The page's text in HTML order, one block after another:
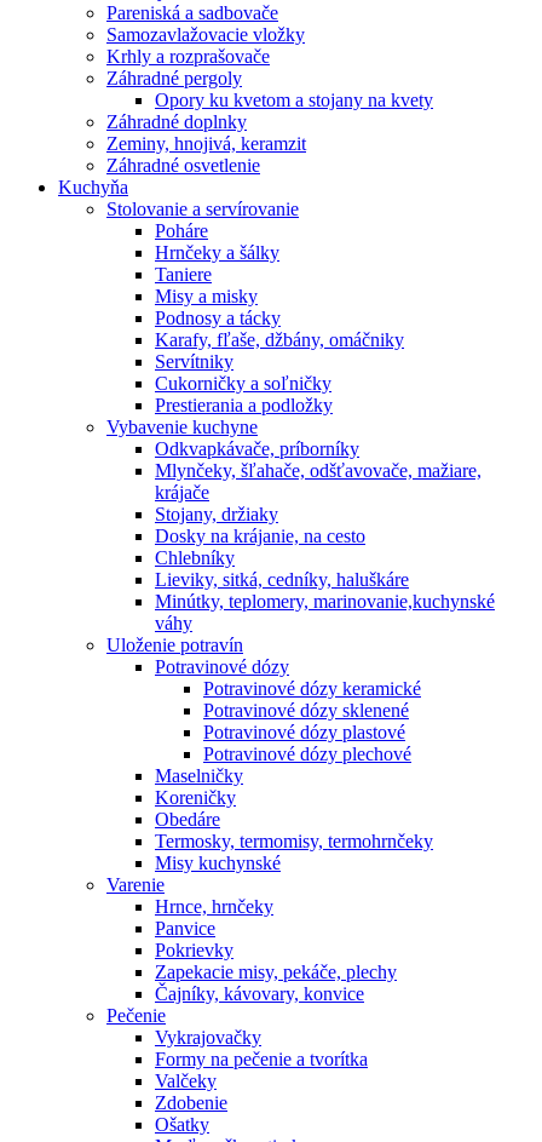
Pareniská a sadbovače
Samozavlažovacie vložky
Krhly a rozprašovače
Záhradné pergoly
Opory ku kvetom a stojany na kvety
Záhradné doplnky
Zeminy, hnojivá, keramzit
Záhradné osvetlenie
Kuchyňa
Stolovanie a servírovanie
Poháre
Hrnčeky a šálky
Taniere
Misy a misky
Podnosy a tácky
Karafy, fľaše, džbány, omáčniky
Servítniky
Cukorničky a soľničky
Prestierania a podložky
Vybavenie kuchyne
Odkvapkávače, príborníky
Mlynčeky, šľahače, odšťavovače, mažiare,
krájače
Stojany, držiaky
Dosky na krájanie, na cesto
Chlebníky
Lieviky, sitká, cedníky, haluškáre
Minútky, teplomery, marinovanie,kuchynské
váhy
Uloženie potravín
Potravinové dózy
Potravinové dózy keramické
Potravinové dózy sklenené
Potravinové dózy plastové
Potravinové dózy plechové
Maselničky
Koreničky
Obedáre
Termosky, termomisy, termohrnčeky
Misy kuchynské
Varenie
Hrnce, hrnčeky
Panvice
Pokrievky
Zapekacie misy, pekáče, plechy
Čajníky, kávovary, konvice
Pečenie
Vykrajovačky
Formy na pečenie a tvorítka
Valčeky
Zdobenie
Ošatky